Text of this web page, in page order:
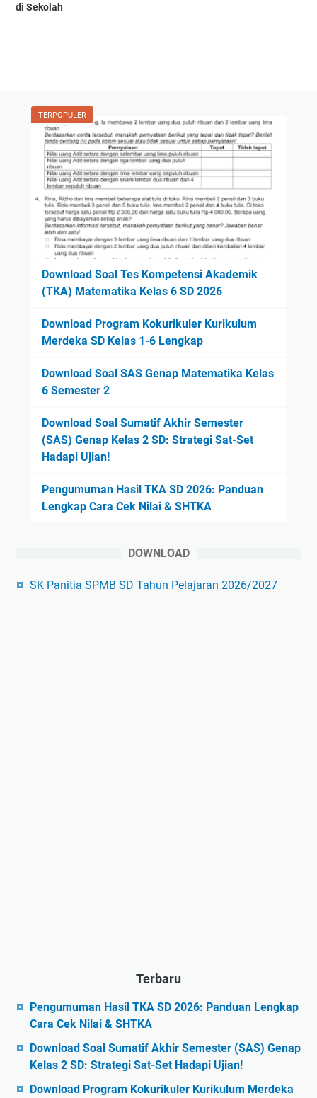
di Sekolah
TERPOPULER
Download Soal Tes Kompetensi Akademik
(TKA) Matematika Kelas 6 SD 2026
Download Program Kokurikuler Kurikulum
Merdeka SD Kelas 1-6 Lengkap
Download Soal SAS Genap Matematika Kelas
6 Semester 2
Download Soal Sumatif Akhir Semester
(SAS) Genap Kelas 2 SD: Strategi Sat-Set
Hadapi Ujian!
Pengumuman Hasil TKA SD 2026: Panduan
Lengkap Cara Cek Nilai & SHTKA
DOWNLOAD
SK Panitia SPMB SD Tahun Pelajaran 2026/2027
Terbaru
Pengumuman Hasil TKA SD 2026: Panduan Lengkap
Cara Cek Nilai & SHTKA
Download Soal Sumatif Akhir Semester (SAS) Genap
Kelas 2 SD: Strategi Sat-Set Hadapi Ujian!
Download Program Kokurikuler Kurikulum Merdeka